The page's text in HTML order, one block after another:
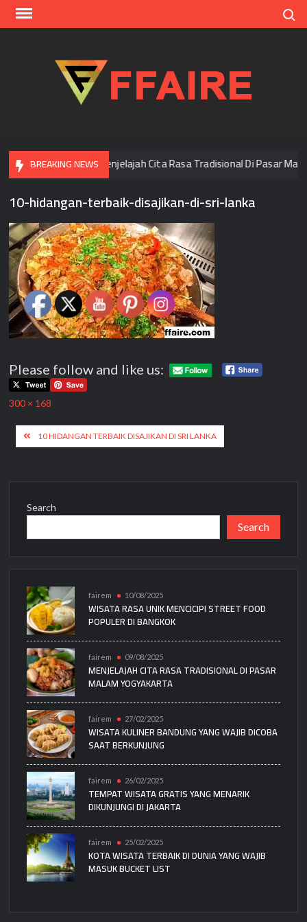
Skip
BREAKING NEWS
Bangkok Menjelajah Cita Rasa Tradisional Di Pasar
10-hidangan-terbaik-disajikan-di-sri-lanka
Please follow and like us:
Full
300 × 168
Post
navigation
10 HIDANGAN TERBAIK DISAJIKAN DI SRI LANKA
Search
Search
fairem 10/08/2025
WISATA RASA UNIK MENCICIPI STREET FOOD
POPULER DI BANGKOK
fairem 09/08/2025
MENJELAJAH CITA RASA TRADISIONAL DI PASAR
MALAM YOGYAKARTA
fairem 27/02/2025
WISATA KULINER BANDUNG YANG WAJIB DICOBA
SAAT BERKUNJUNG
fairem 26/02/2025
TEMPAT WISATA GRATIS YANG MENARIK
DIKUNJUNGI DI JAKARTA
fairem 25/02/2025
KOTA WISATA TERBAIK DI DUNIA YANG WAJIB
MASUK BUCKET LIST